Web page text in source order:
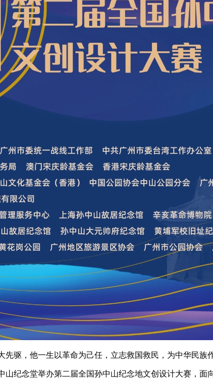
驱，他一生以革命为己任，立志救国救民，为中华民族
纪念堂举办第二届全国孙中山纪念地文创设计大赛，